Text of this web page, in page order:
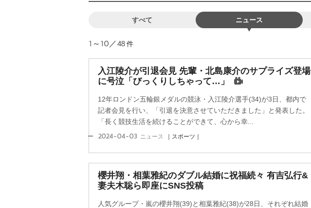
すべて ニュース
1～10／48件
入江陵介が引退会見 先輩・北島康介のサプライズ登場
に号泣「びっくりしちゃって…」
12年ロンドン五輪銀メダルの競泳・入江陵介選手(34)が3日、都内で
記者会見を行い、「引退を決意させていただきました」と発表した。
「長く競技生活を続けることができて、心から幸...
2024-04-03 ニュース ｜スポーツ｜
櫻井翔・相葉雅紀のダブル結婚に祝福続々 有吉弘行&
妻夫木聡ら即座にSNS投稿
人気グループ・嵐の櫻井翔(39)と相葉雅紀(38)が28日、それぞれ結婚